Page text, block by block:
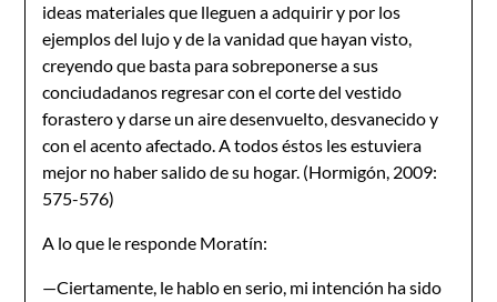
ideas materiales que lleguen a adquirir y por los
ejemplos del lujo y de la vanidad que hayan visto,
creyendo que basta para sobreponerse a sus
conciudadanos regresar con el corte del vestido
forastero y darse un aire desenvuelto, desvanecido y
con el acento afectado. A todos éstos les estuviera
mejor no haber salido de su hogar. (Hormigón, 2009:
575-576)
A lo que le responde Moratín:
—Ciertamente, le hablo en serio, mi intención ha sido